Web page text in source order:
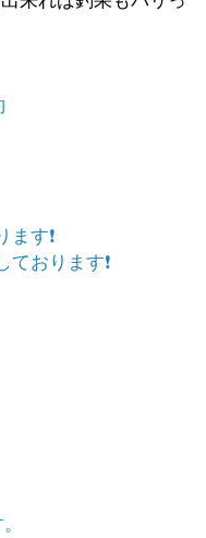
す❗️
おります❗️